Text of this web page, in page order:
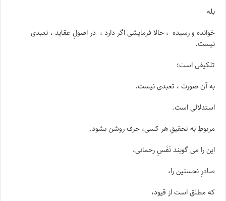
بله
خوانده و رسیده ، حالا فرمایشی اگر دارد ، در اصولِ عقاید ، تعبدی
نیست.
تلکیفی است؛
به آن صورت ، تعبدی نیست.
استدلالی است.
مربوطِ به تحقیقِ هر کسی، حرف روشن بشود.
این را می گویند نَفَسِ رحمانی،
صادرِ نخستین را،
که مطلق است از قیود،